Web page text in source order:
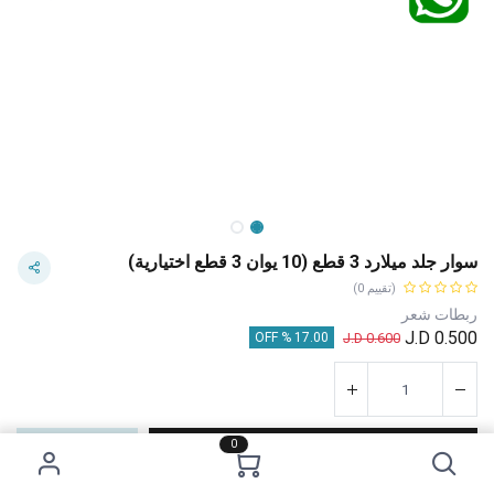
0
سوار جلد ميلارد 3 قطع (10 يوان 3 قطع اختيارية)
(تقييم 0)
ربطات شعر
0.500
0.600
J.D
17.00 % OFF
إضافة إلى عربة التسوق اشترِ الآن